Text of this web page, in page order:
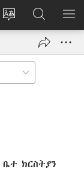
ቋንቋ
ኣብ
JW.ORG
ድለ
ክርስትያን